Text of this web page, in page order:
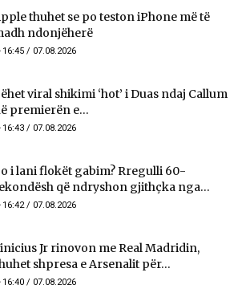
thuhet se po teston iPhone më të
ndonjëherë
16:45 / 07.08.2026
viral shikimi ‘hot’ i Duas ndaj Callum
premierën e...
16:43 / 07.08.2026
i lani flokët gabim? Rregulli 60-
që ndryshon gjithçka nga...
16:42 / 07.08.2026
Jr rinovon me Real Madridin,
shpresa e Arsenalit për...
16:40 / 07.08.2026